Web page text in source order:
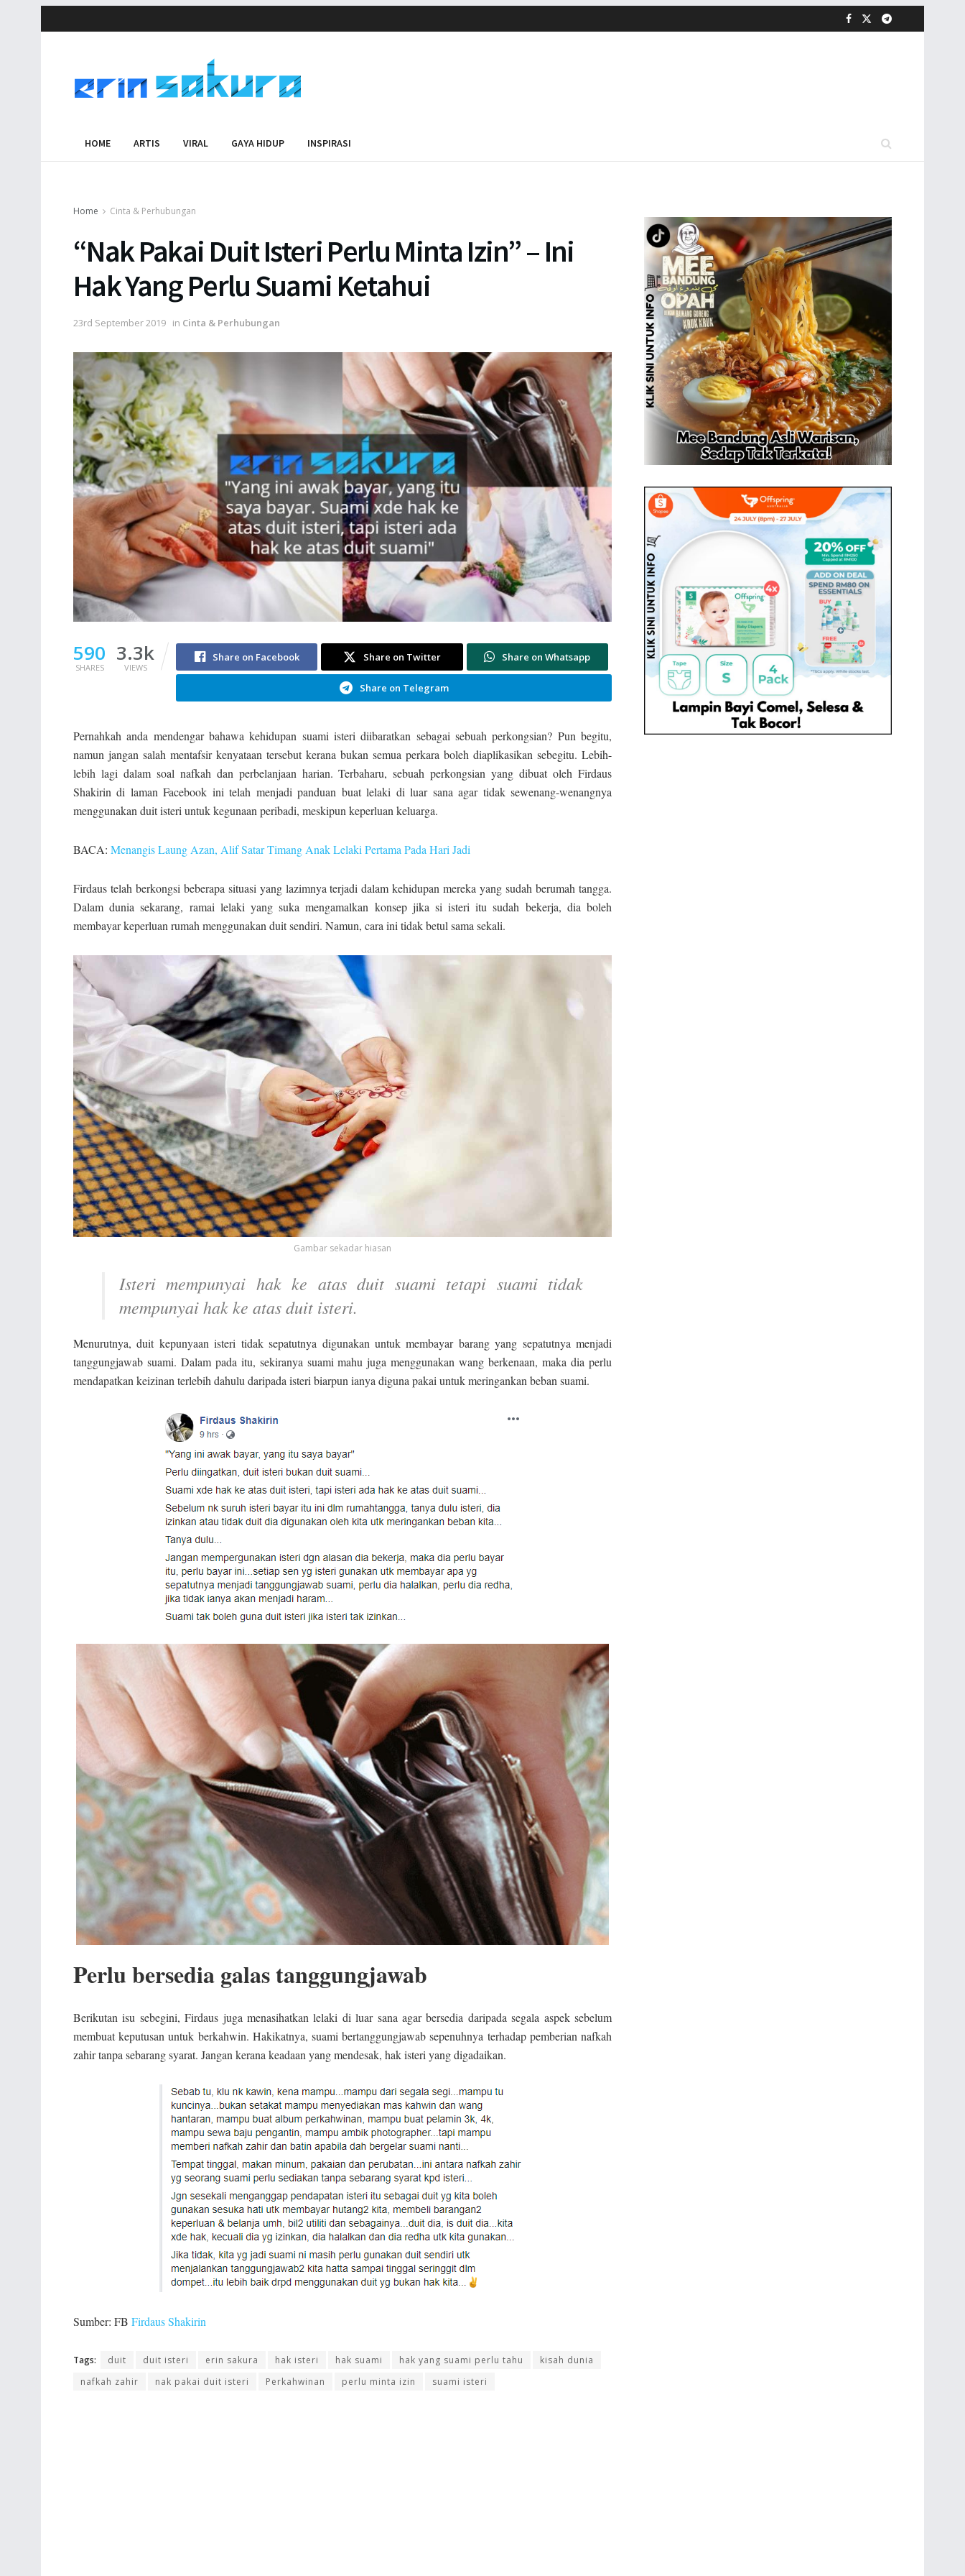
HOME ARTIS VIRAL GAYA HIDUP INSPIRASI
Home Cinta & Perhubungan
“Nak Pakai Duit Isteri Perlu Minta Izin” – Ini
Hak Yang Perlu Suami Ketahui
23rd September 2019 in Cinta & Perhubungan
590
SHARES
3.3k
VIEWS
Share on Facebook Share on Twitter Share on Whatsapp
Share on Telegram
Pernahkah anda mendengar bahawa kehidupan suami isteri diibaratkan sebagai sebuah perkongsian? Pun begitu,
namun jangan salah mentafsir kenyataan tersebut kerana bukan semua perkara boleh diaplikasikan sebegitu. Lebih-
lebih lagi dalam soal nafkah dan perbelanjaan harian. Terbaharu, sebuah perkongsian yang dibuat oleh Firdaus
Shakirin di laman Facebook ini telah menjadi panduan buat lelaki di luar sana agar tidak sewenang-wenangnya
menggunakan duit isteri untuk kegunaan peribadi, meskipun keperluan keluarga.
BACA: Menangis Laung Azan, Alif Satar Timang Anak Lelaki Pertama Pada Hari Jadi
Firdaus telah berkongsi beberapa situasi yang lazimnya terjadi dalam kehidupan mereka yang sudah berumah tangga.
Dalam dunia sekarang, ramai lelaki yang suka mengamalkan konsep jika si isteri itu sudah bekerja, dia boleh
membayar keperluan rumah menggunakan duit sendiri. Namun, cara ini tidak betul sama sekali.
Gambar sekadar hiasan
Isteri mempunyai hak ke atas duit suami tetapi suami tidak
mempunyai hak ke atas duit isteri.
Menurutnya, duit kepunyaan isteri tidak sepatutnya digunakan untuk membayar barang yang sepatutnya menjadi
tanggungjawab suami. Dalam pada itu, sekiranya suami mahu juga menggunakan wang berkenaan, maka dia perlu
mendapatkan keizinan terlebih dahulu daripada isteri biarpun ianya diguna pakai untuk meringankan beban suami.
Perlu bersedia galas tanggungjawab
Berikutan isu sebegini, Firdaus juga menasihatkan lelaki di luar sana agar bersedia daripada segala aspek sebelum
membuat keputusan untuk berkahwin. Hakikatnya, suami bertanggungjawab sepenuhnya terhadap pemberian nafkah
zahir tanpa sebarang syarat. Jangan kerana keadaan yang mendesak, hak isteri yang digadaikan.
Sumber: FB Firdaus Shakirin
Tags: duit duit isteri erin sakura hak isteri hak suami hak yang suami perlu tahu
kisah dunia
nafkah zahir
nak pakai duit isteri Perkahwinan perlu minta izin suami isteri